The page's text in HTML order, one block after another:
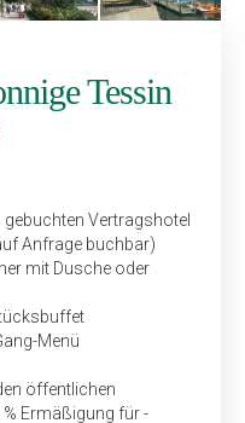
Tessin
gebuchten Vertragshotel
Anfrage buchbar)
mit Dusche oder
Menü
öffentlichen
% Ermäßigung für